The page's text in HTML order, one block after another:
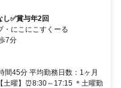
し✅賞与年2回
・にこにこすくーる
7分
間45分 平均勤務日数：1ヶ月
土曜】⏰8:30～17:15 ＊土曜勤